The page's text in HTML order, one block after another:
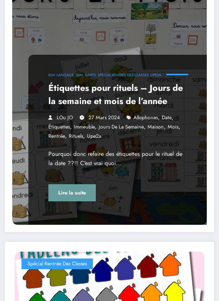
ELM LANGAGE QLM RASED SPÉCIAL RENTRÉE DES CLASSES UPE2A
Étiquettes pour rituels – Jours de
la semaine et mois de l’année
LOu JO 27 Mars 2024 Allophones,Date,
Étiquettes, Immeuble, Jours De La Semaine, Maison, Mois,
Rentrée, Rituels, Upe2a
Pourquoi donc refaire des étiquettes pour le rituel de
la date ??!! C'est vrai quoi…
Lire la suite
Spécial Rentrée Des Classes